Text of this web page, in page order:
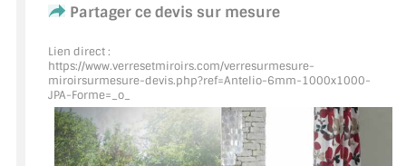
CATALOGUE DE PROFILS ET FIXATION DU
VERRE
LES FIXATIONS POUR MIROIR
Partager ce devis sur mesure
Lien direct :
https://www.verresetmiroirs.com/verresurmesure-
miroirsurmesure-devis.php?ref=Antelio-6mm-1000x1000-
JPA-Forme=_o_